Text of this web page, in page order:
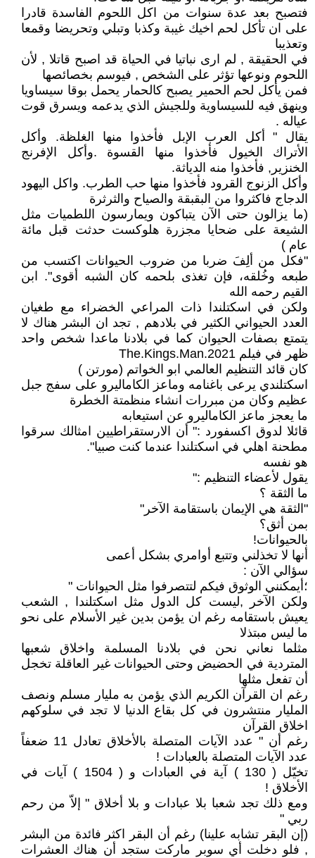
فتصبح بعد عدة سنوات من اكل اللحوم الفاسدة قادرا
على ان تأكل لحم اخيك غيبة وكذبا وتبلي وتحريضا وقمعا
وتعذيبا
في الحقيقة , لم ارى نباتيا في الحياة قد اصبح قاتلا , لأن
اللحوم ونوعها تؤثر على الشخص , فيوسم بخصائصها
فمن يأكل لحم الحمير يصبح كالحمار يحمل بوقا سيساويا
وينهق فيه للسيساوية وللجيش الذي يدعمه ويسرق قوت
عياله .
يقال " أكل العرب الإبل فأخذوا منها الغلظة. وأكل
الأتراك الخيول فأخذوا منها القسوة .وأكل الإفرنج
الخنزير, فأخذوا منه الدياثة.
وأكل الزنوج القرود فأخذوا منها حب الطرب. واكل اليهود
الدجاج فاكثروا من البقبقة والصياح والثرثرة
(ما يزالون حتى الآن يتباكون ويمارسون اللطميات مثل
الشيعة على ضحايا مجزرة هلوكست حدثت قبل مائة
عام )
"فكل من ألِفَ ضربا من ضروب الحيوانات اكتسب من
طبعه وخُلقه، فإن تغذى بلحمه كان الشبه أقوى". ابن
القيم رحمه الله
ولكن في اسكتلندا ذات المراعي الخضراء مع طغيان
العدد الحيواني الكثير في بلادهم , تجد ان البشر هناك لا
يتمتع بصفات الحيوان كما في بلادنا ماعدا شخص واحد
ظهر في فيلم The.Kings.Man.2021
كان قائد التنظيم العالمي ابو الخواتم (مورتن )
اسكتلندي يرعى باغنامه وماعز الكاماليرو على سفج جبل
عظيم وكان من مبررات انشاء منظمتة الخطرة
ما يعجز ماعز الكاماليرو عن استيعابه
قائلا لدوق اكسفورد :" أن الارستقراطيين امثالك سرقوا
مطحنة اهلي في اسكتلندا عندما كنت صبيا".
هو نفسه
يقول لأعضاء التنظيم :"
ما الثقة ؟
"الثقة هي الإيمان باستقامة الآخر"
بمن أثق؟
بالحيوانات!
أنها لا تخذلني وتتبع أوامري بشكل أعمى
سؤالي الآن :
؛أيمكنني الوثوق فيكم لتتصرفوا مثل الحيوانات "
ولكن الآخر ,ليست كل الدول مثل اسكتلندا , الشعب
يعيش باستقامه رغم ان يؤمن بدين غير الأسلام على نحو
ما ليس مبتذلا
مثلما نعاني نحن في بلادنا المسلمة واخلاق شعبها
المتردية في الحضيض وحتى الحيوانات غير العاقلة تخجل
أن تفعل مثلها
رغم ان القرآن الكريم الذي يؤمن به مليار مسلم ونصف
المليار منتشرون في كل بقاع الدنيا لا تجد في سلوكهم
اخلاق القرآن
رغم أن " عدد الآيات المتصلة بالأخلاق تعادل 11 ضعفاً
عدد الآيات المتصلة بالعبادات !
تخيّل ( 130 ) آية في العبادات و ( 1504 ) آيات في
الأخلاق !
ومع ذلك تجد شعبا بلا عبادات و بلا أخلاق " إلاّ من رحم
ربي "
(إن البقر تشابه علينا) رغم أن البقر اكثر فائدة من البشر
, فلو دخلت أي سوبر ماركت ستجد أن هناك العشرات